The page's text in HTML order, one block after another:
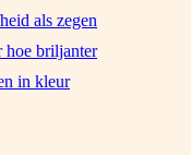
als zegen
hoe briljanter
in kleur